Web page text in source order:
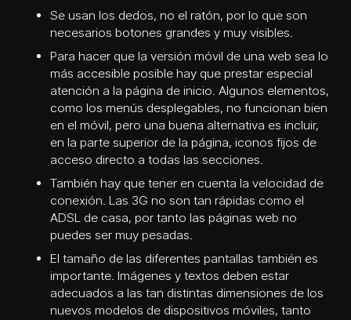
Se usan los dedos, no el ratón, por lo que son
necesarios botones grandes y muy visibles.
Para hacer que la versión móvil de una web sea lo
más accesible posible hay que prestar especial
atención a la página de inicio. Algunos elementos,
como los menús desplegables, no funcionan bien
en el móvil, pero una buena alternativa es incluir,
en la parte superior de la página, iconos fijos de
acceso directo a todas las secciones.
También hay que tener en cuenta la velocidad de
conexión. Las 3G no son tan rápidas como el
ADSL de casa, por tanto las páginas web no
puedes ser muy pesadas.
El tamaño de las diferentes pantallas también es
importante. Imágenes y textos deben estar
adecuados a las tan distintas dimensiones de los
nuevos modelos de dispositivos móviles, tanto